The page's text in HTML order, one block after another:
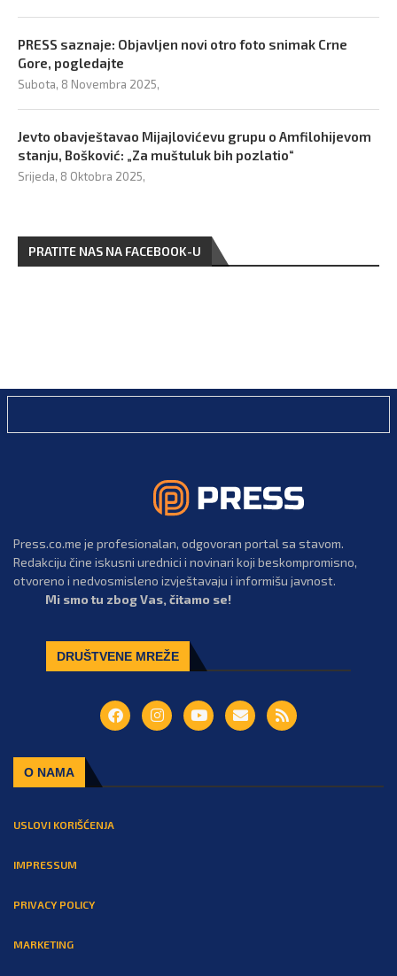
PRESS saznaje: Objavljen novi otro foto snimak Crne
Gore, pogledajte
Subota, 8 Novembra 2025,
Jevto obavještavao Mijajlovićevu grupu o Amfilohijevom
stanju, Bošković: „Za muštuluk bih pozlatio“
Srijeda, 8 Oktobra 2025,
PRATITE NAS NA FACEBOOK-U
Press.co.me je profesionalan, odgovoran portal sa stavom.
Redakciju čine iskusni urednici i novinari koji beskompromisno,
otvoreno i nedvosmisleno izvještavaju i informišu javnost.
Mi smo tu zbog Vas, čitamo se!
DRUŠTVENE MREŽE
O NAMA
USLOVI KORIŠĆENJA
IMPRESSUM
PRIVACY POLICY
MARKETING